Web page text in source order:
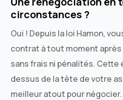
circonstances ?
Oui ! Depuis la loi Hamon,
contrat à tout moment après
sans frais ni pénalités. Cette
dessus de la tête de votre
meilleur atout pour négocier.